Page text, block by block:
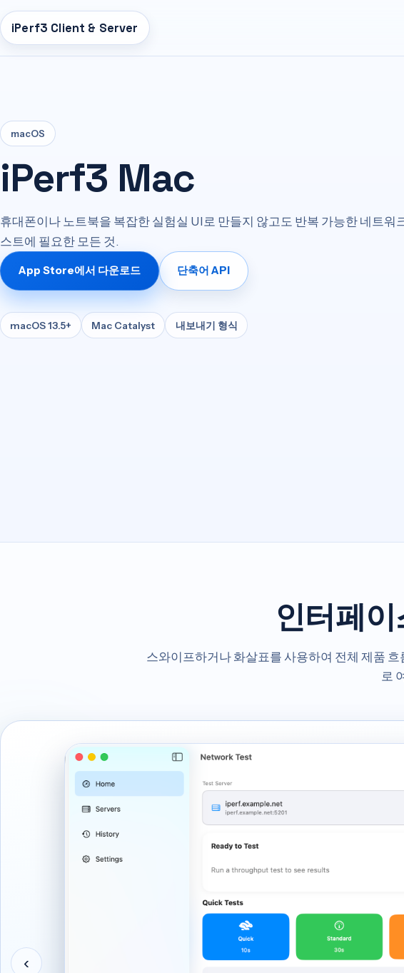
iPerf3 Client & Server
macOS
iPerf3 Mac
휴대폰이나 노트북을 복잡한 실험실 UI로 만들지 않고도 반복 가능한 네트워
스트에 필요한 모든 것.
App Store에서 다운로드 단축어 API
macOS 13.5+ Mac Catalyst 내보내기 형식
인터페
스와이프하거나 화살표를 사용하여 전체 제품
로
‹